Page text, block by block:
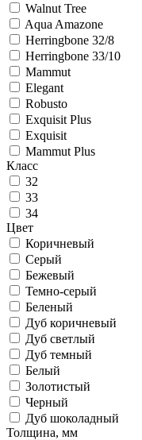
Walnut Tree
Aqua Amazone
Herringbone 32/8
Herringbone 33/10
Mammut
Elegant
Robusto
Exquisit Plus
Exquisit
Mammut Plus
Класс
32
33
34
Цвет
Коричневый
Серый
Бежевый
Темно-серый
Беленый
Дуб коричневый
Дуб светлый
Дуб темный
Белый
Золотистый
Черный
Дуб шоколадный
Толщина, мм